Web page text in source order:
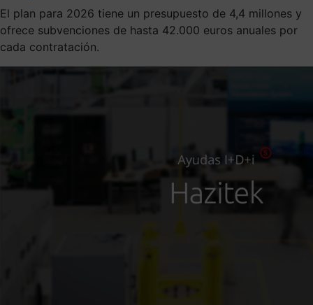
El plan para 2026 tiene un presupuesto de 4,4 millones y
ofrece subvenciones de hasta 42.000 euros anuales por
cada contratación.